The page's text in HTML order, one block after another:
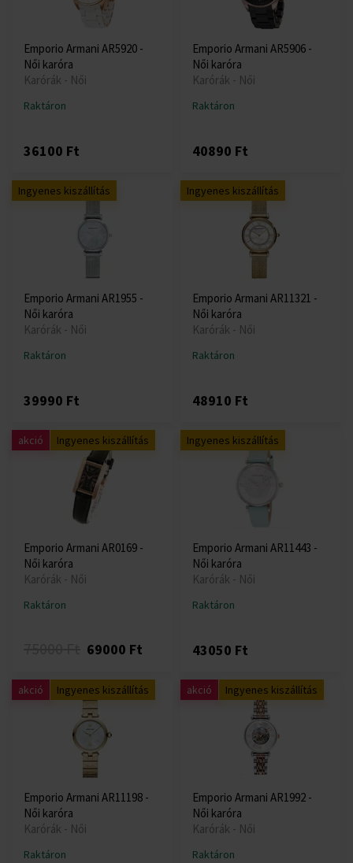
Emporio Armani AR5920 -
Női karóra
Karórák - Női
Raktáron
36100 Ft
Emporio Armani AR5906 -
Női karóra
Karórák - Női
Raktáron
40890 Ft
Ingyenes kiszállítás
Emporio Armani AR1955 -
Női karóra
Karórák - Női
Raktáron
39990 Ft
Ingyenes kiszállítás
Emporio Armani AR11321 -
Női karóra
Karórák - Női
Raktáron
48910 Ft
akció Ingyenes kiszállítás
Emporio Armani AR0169 -
Női karóra
Karórák - Női
Raktáron
69000 Ft
Ingyenes kiszállítás
Emporio Armani AR11443 -
Női karóra
Karórák - Női
Raktáron
43050 Ft
akció Ingyenes kiszállítás
Emporio Armani AR11198 -
Női karóra
Karórák - Női
Raktáron
akció Ingyenes kiszállítás
Emporio Armani AR1992 -
Női karóra
Karórák - Női
Raktáron